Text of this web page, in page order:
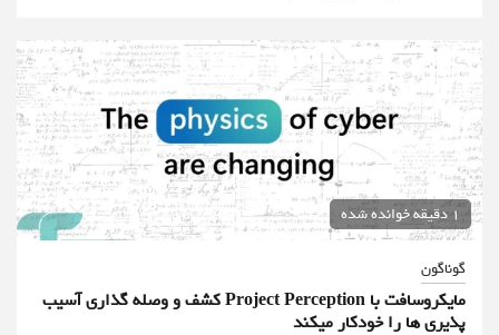
1 دقیقه خوانده شده
گوناگون
مایکروسافت با Project Perception کشف و وصله گذاری آسیب
پذیری ها را خودکار میکند